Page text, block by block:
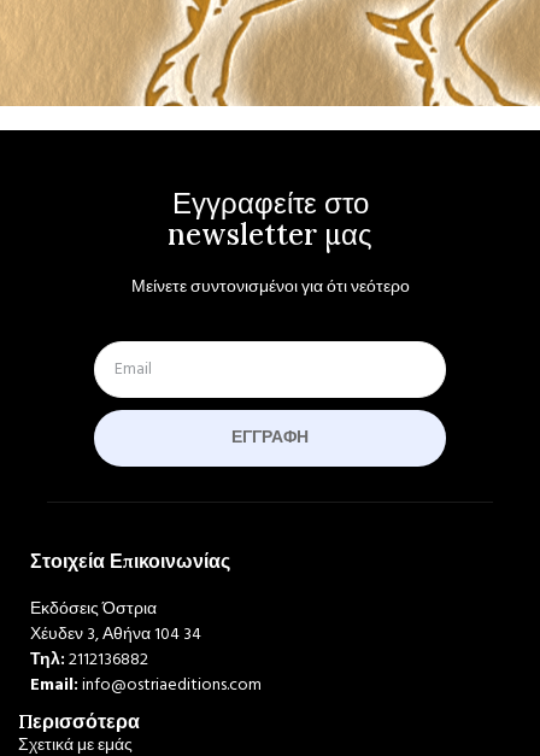
Εγγραφείτε στο
newsletter μας
Μείνετε συντονισμένοι για ότι νεότερο
ΕΓΓΡΑΦΉ
Στοιχεία Επικοινωνίας
Εκδόσεις Όστρια
Χέυδεν 3, Αθήνα 104 34
Τηλ:2112136882
Email:info@ostriaeditions.com
Περισσότερα
Σχετικά με εμάς